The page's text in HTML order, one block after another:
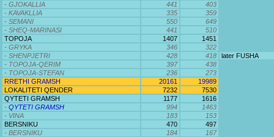
- GJOKALLIA
441
403
- KAVAKLLIA
335
359
- SEMANI
550
649
- SHEQ-MARINASI
441
510
TOPOJA
1407
1451
- GRYKA
346
322
- SHENPJETRI
428 418
later FUSHA
- TOPOJA-QERIM
397
438
- TOPOJA-STEFAN
236
273
RRETHI GRAMSH
20161
19989
LOKALITETI QENDER
7232
7530
QYTETI GRAMSH
1177
1616
- QYTETI GRAMSH 994
1463
- VINA
183
153
BERSNIKU
470
497
- BERSNIKU
184
167